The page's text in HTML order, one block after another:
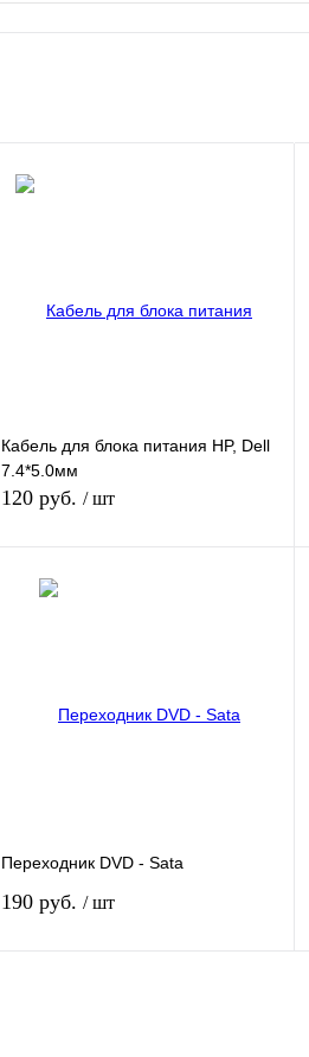
Кабель для блока питания HP, Dell
7.4*5.0мм
120 руб. / шт
Переходник DVD - Sata
190 руб. / шт